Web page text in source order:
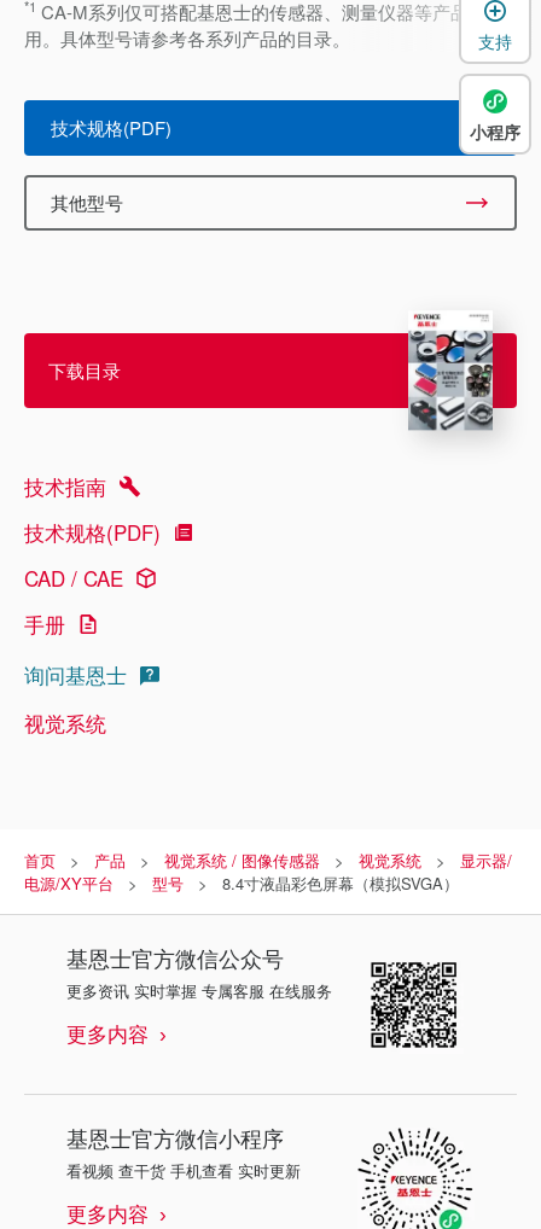
*1 CA-M系列仅可搭配基恩士的传感器、测量仪器等产品使
用。具体型号请参考各系列产品的目录。
技术规格(PDF)
其他型号
下载目录
技术指南
技术规格(PDF)
CAD / CAE
手册
询问基恩士
视觉系统
首页 产品 视觉系统 / 图像传感器 视觉系统
显示器/
电源/XY平台
型号 8.4寸液晶彩色屏幕（模拟SVGA）
基恩士官方微信公众号
更多资讯 实时掌握 专属客服 在线服务
更多内容
基恩士官方微信小程序
看视频 查干货 手机查看 实时更新
更多内容
支持
小程序